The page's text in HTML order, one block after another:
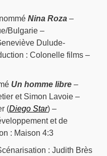
Nina Roza –
Bulgarie –
Dulude-
: Colonelle films –
Un homme libre –
et Simon Lavoie –
(Diego Star) –
et de
: Maison 4:3
: Judith Brès